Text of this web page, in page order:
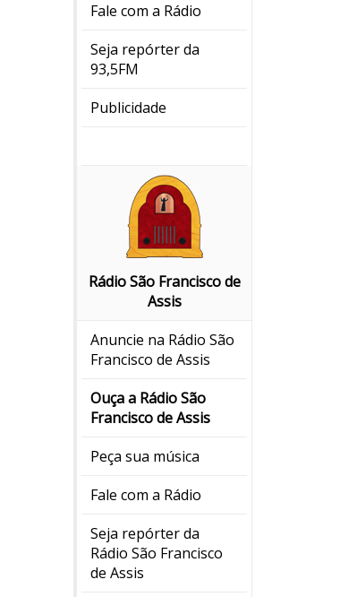
Fale com a Rádio
Seja repórter da
93,5FM
Publicidade
Rádio São Francisco de
Assis
Anuncie na Rádio São
Francisco de Assis
Ouça a Rádio São
Francisco de Assis
Peça sua música
Fale com a Rádio
Seja repórter da
Rádio São Francisco
de Assis